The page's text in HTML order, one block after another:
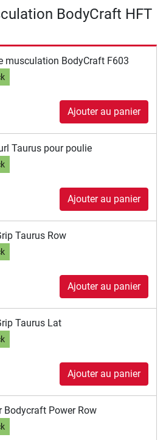
BodyCraft HFT
musculation BodyCraft F603
Ajouter au panier
Taurus pour poulie
Ajouter au panier
Taurus Row
Ajouter au panier
Taurus Lat
Ajouter au panier
Bodycraft Power Row